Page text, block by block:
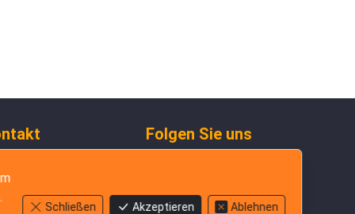
Auf WhatsApp
chatten
Folgen Sie uns
Schließen Akzeptieren Ablehnen